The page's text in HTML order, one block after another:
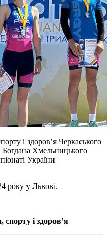
і здоровʼя Черкаського
Богдана Хмельницького
України
року у Львові.
спорту і здоров’я